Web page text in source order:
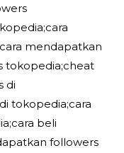
mendapatkan
tokopedia;cheat
di
tokopedia;cara
beli
followers